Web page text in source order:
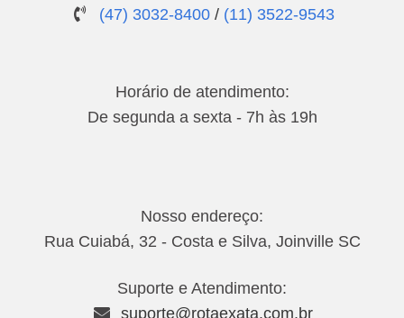
(47) 3032-8400 / (11) 3522-9543
Horário de atendimento:
De segunda a sexta - 7h às 19h
Nosso endereço:
Rua Cuiabá, 32 - Costa e Silva, Joinville SC
Suporte e Atendimento:
suporte@rotaexata.com.br